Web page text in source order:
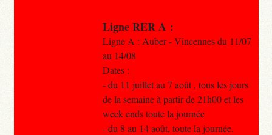
Ligne RER A :
Ligne A : Auber - Vincennes du 11/07
au 14/08
Dates :
- du 11 juillet au 7 août , tous les jours
de la semaine à partir de 21h00 et les
week ends toute la journée
- du 8 au 14 août, toute la journée.